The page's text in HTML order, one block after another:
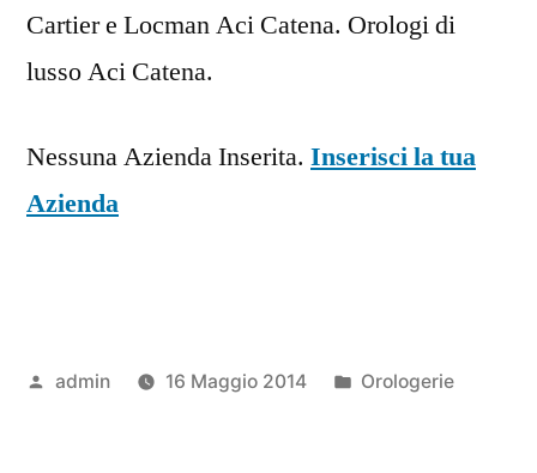
Cartier e Locman Aci Catena. Orologi di
lusso Aci Catena.
Nessuna Azienda Inserita. Inserisci la tua
Azienda
Pubblicato
admin 16 Maggio 2014
Pubblicato
Orologerie